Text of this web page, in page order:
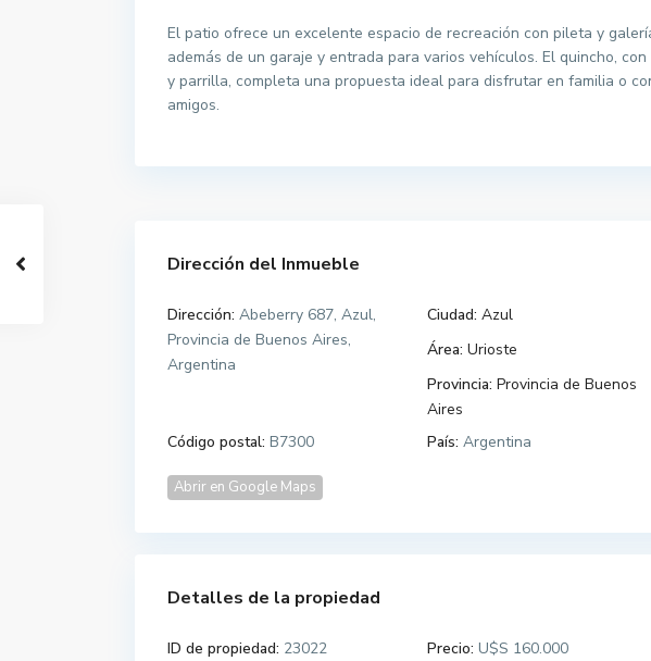
El patio ofrece un excelente espacio de recreación con pileta y
además de un garaje y entrada para varios vehículos. El quincho, con
y parrilla, completa una propuesta ideal para disfrutar en familia o
amigos.
Dirección del Inmueble
Dirección: Abeberry 687, Azul,
Provincia de Buenos Aires,
Argentina
Ciudad: Azul
Área: Urioste
Provincia: Provincia de Buenos
Aires
Código postal: B7300 País: Argentina
Abrir en Google Maps
Detalles de la propiedad
ID de propiedad: 23022 Precio: U$S 160.000